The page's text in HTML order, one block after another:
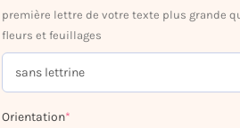
première lettre de votre texte plus grande
fleurs et feuillages
Orientation*